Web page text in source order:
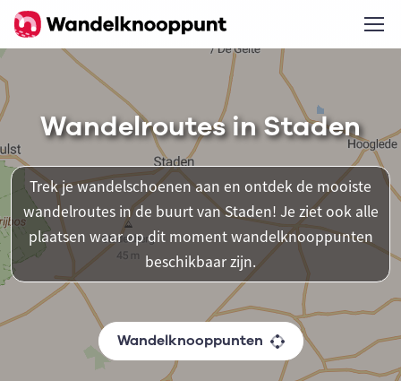
Wandelroutes in Staden
Trek je wandelschoenen aan en ontdek de mooiste
wandelroutes in de buurt van Staden! Je ziet ook alle
plaatsen waar op dit moment wandelknooppunten
beschikbaar zijn.
Wandelknooppunten